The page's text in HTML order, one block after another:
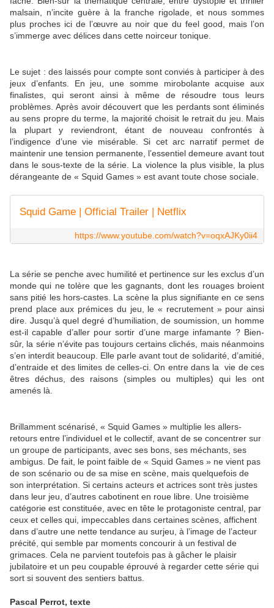
malsain, n’incite guère à la franche rigolade, et nous sommes
plus proches ici de l’œuvre au noir que du feel good, mais l’on
s’immerge avec délices dans cette noirceur tonique.
Le sujet : des laissés pour compte sont conviés à participer à des
jeux d’enfants. En jeu, une somme mirobolante acquise aux
finalistes, qui seront ainsi à même de résoudre tous leurs
problèmes. Après avoir découvert que les perdants sont éliminés
au sens propre du terme, la majorité choisit le retrait du jeu. Mais
la plupart y reviendront, étant de nouveau confrontés à
l’indigence d’une vie misérable. Si cet arc narratif permet de
maintenir une tension permanente, l’essentiel demeure avant tout
dans le sous-texte de la série. La violence la plus visible, la plus
dérangeante de « Squid Games » est avant toute chose sociale.
Squid Game | Official Trailer | Netflix
https://www.youtube.com/watch?v=oqxAJKy0ii4
La série se penche avec humilité et pertinence sur les exclus d’un
monde qui ne tolère que les gagnants, dont les rouages broient
sans pitié les hors-castes. La scène la plus signifiante en ce sens
prend place aux prémices du jeu, le « recrutement » pour ainsi
dire. Jusqu’à quel degré d’humiliation, de soumission, un homme
est-il capable d’aller pour sortir d’une marge infamante ? Bien-
sûr, la série n’évite pas toujours certains clichés, mais néanmoins
s’en interdit beaucoup. Elle parle avant tout de solidarité, d’amitié,
d’entraide et des limites de celles-ci. On entre dans la vie de ces
êtres déchus, des raisons (simples ou multiples) qui les ont
amenés là.
Brillamment scénarisé, « Squid Games » multiplie les allers-
retours entre l’individuel et le collectif, avant de se concentrer sur
un groupe de participants, avec ses bons, ses méchants, ses
ambigus. De fait, le point faible de « Squid Games » ne vient pas
de son scénario ou de sa mise en scène, mais quelquefois de
son interprétation. Si certains acteurs et actrices sont très justes
dans leur jeu, d’autres cabotinent en roue libre. Une troisième
catégorie est constituée, avec en tête le protagoniste central, par
ceux et celles qui, impeccables dans certaines scènes, affichent
dans d’autre une nette tendance au surjeu, à l’image de l’acteur
précité, qui semble par moments concourir à un festival de
grimaces. Cela ne parvient toutefois pas à gâcher le plaisir
jubilatoire et un peu coupable éprouvé à regarder cette série qui
sort si souvent des sentiers battus.
Pascal Perrot, texte